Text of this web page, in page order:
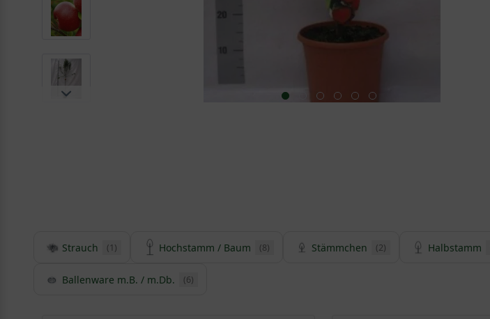
Strauch (1) Hochstamm / Baum (8) Stämmchen (2) Halbstamm
Ballenware m.B. / m.Db. (6)